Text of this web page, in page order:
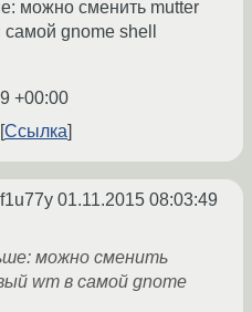
можно сменить mutter
gnome shell
+00:00
Ссылка
01.11.2015 08:03:49
можно сменить
wm в самой gnome